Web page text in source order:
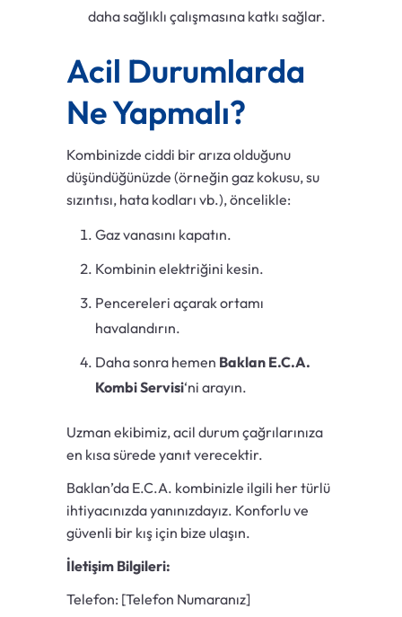
daha sağlıklı çalışmasına katkı sağlar.
Acil Durumlarda
Ne Yapmalı?
Kombinizde ciddi bir arıza olduğunu
düşündüğünüzde (örneğin gaz kokusu, su
sızıntısı, hata kodları vb.), öncelikle:
Gaz vanasını kapatın.
Kombinin elektriğini kesin.
Pencereleri açarak ortamı
havalandırın.
Daha sonra hemen Baklan E.C.A.
Kombi Servisi‘ni arayın.
Uzman ekibimiz, acil durum çağrılarınıza
en kısa sürede yanıt verecektir.
Baklan’da E.C.A. kombinizle ilgili her türlü
ihtiyacınızda yanınızdayız. Konforlu ve
güvenli bir kış için bize ulaşın.
İletişim Bilgileri:
Telefon: [Telefon Numaranız]